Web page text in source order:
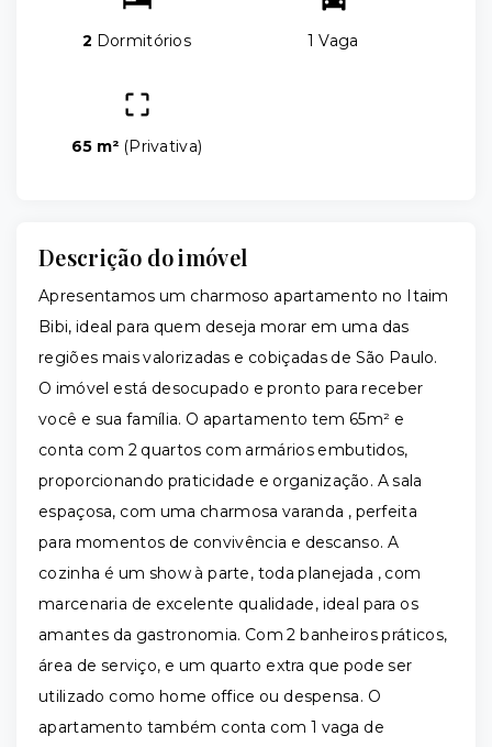
2 Dormitórios 1 Vaga
65 m² (Privativa)
Descrição do imóvel
Apresentamos um charmoso apartamento no Itaim
Bibi, ideal para quem deseja morar em uma das
regiões mais valorizadas e cobiçadas de São Paulo.
O imóvel está desocupado e pronto para receber
você e sua família. O apartamento tem 65m² e
conta com 2 quartos com armários embutidos,
proporcionando praticidade e organização. A sala
espaçosa, com uma charmosa varanda , perfeita
para momentos de convivência e descanso. A
cozinha é um show à parte, toda planejada , com
marcenaria de excelente qualidade, ideal para os
amantes da gastronomia. Com 2 banheiros práticos,
área de serviço, e um quarto extra que pode ser
utilizado como home office ou despensa. O
apartamento também conta com 1 vaga de